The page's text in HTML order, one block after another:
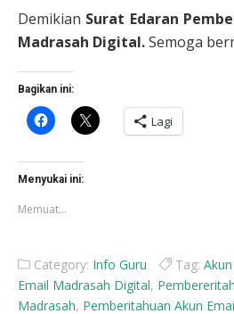
Demikian Surat Edaran
Madrasah Digital.Semoga
Bagikan ini:
Klik
untuk
Facebook(Membuka
di
jendela
baru)
Klik
untuk
berbagi
Lagi
Menyukai ini:
Memuat...
Category: Info Guru Tag:
Email Madrasah Digital,
Madrasah, Pemberitahuan Akun